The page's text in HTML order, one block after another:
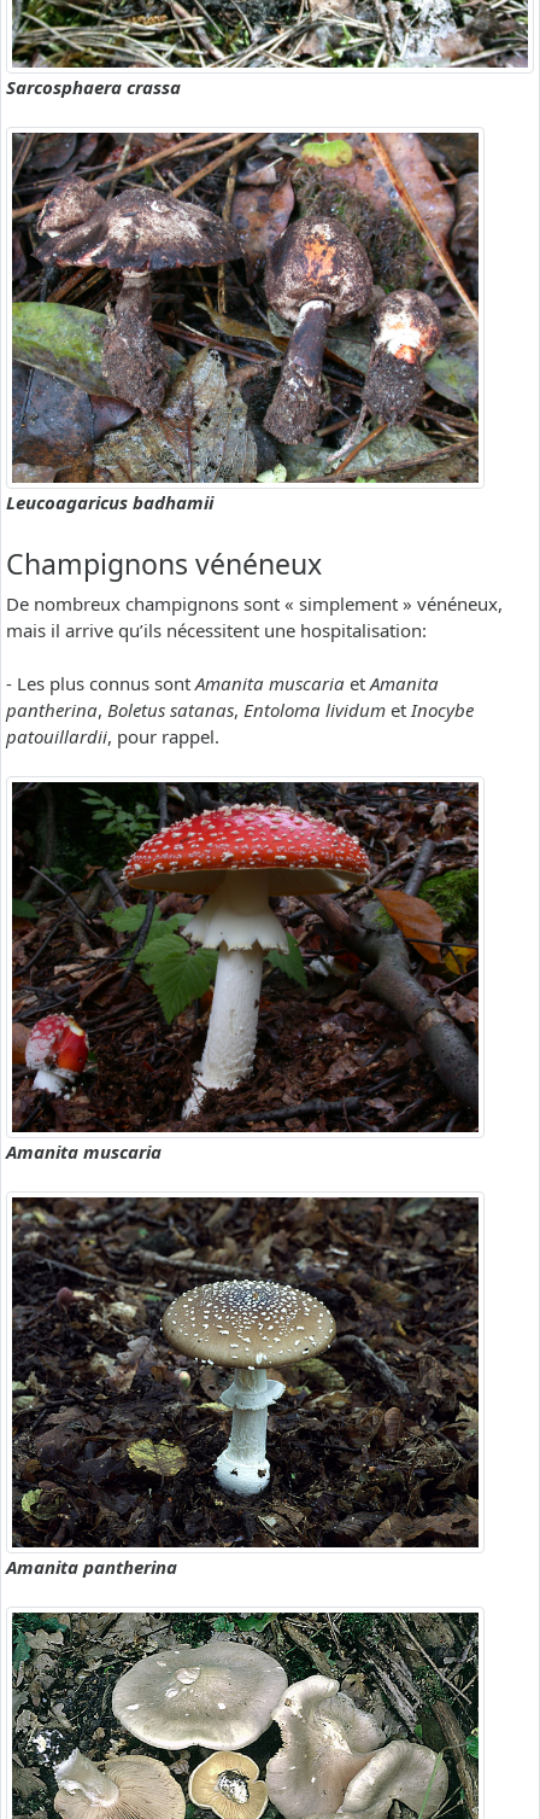
Sarcosphaera crassa
Leucoagaricus badhamii
Champignons vénéneux
De nombreux champignons sont « simplement » vénéneux,
mais il arrive qu’ils nécessitent une hospitalisation:
- Les plus connus sontAmanita muscaria etAmanita
pantherina, Boletus satanas, Entoloma lividum etInocybe
patouillardii, pour rappel.
Amanita muscaria
Amanita pantherina